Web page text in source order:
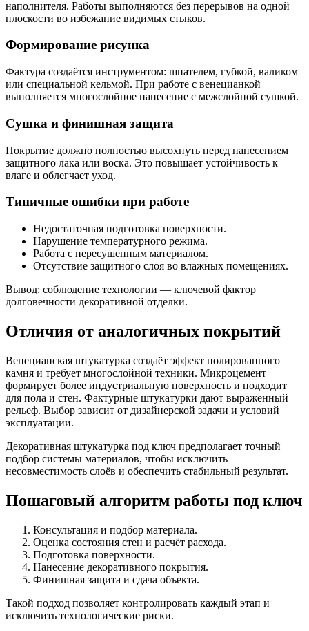
наполнителя. Работы выполняются без перерывов на одной
плоскости во избежание видимых стыков.
Формирование рисунка
Фактура создаётся инструментом: шпателем, губкой, валиком
или специальной кельмой. При работе с венецианкой
выполняется многослойное нанесение с межслойной сушкой.
Сушка и финишная защита
Покрытие должно полностью высохнуть перед нанесением
защитного лака или воска. Это повышает устойчивость к
влаге и облегчает уход.
Типичные ошибки при работе
Недостаточная подготовка поверхности.
Нарушение температурного режима.
Работа с пересушенным материалом.
Отсутствие защитного слоя во влажных помещениях.
Вывод: соблюдение технологии — ключевой фактор
долговечности декоративной отделки.
Отличия от аналогичных покрытий
Венецианская штукатурка создаёт эффект полированного
камня и требует многослойной техники. Микроцемент
формирует более индустриальную поверхность и подходит
для пола и стен. Фактурные штукатурки дают выраженный
рельеф. Выбор зависит от дизайнерской задачи и условий
эксплуатации.
Декоративная штукатурка под ключ предполагает точный
подбор системы материалов, чтобы исключить
несовместимость слоёв и обеспечить стабильный результат.
Пошаговый алгоритм работы под ключ
Консультация и подбор материала.
Оценка состояния стен и расчёт расхода.
Подготовка поверхности.
Нанесение декоративного покрытия.
Финишная защита и сдача объекта.
Такой подход позволяет контролировать каждый этап и
исключить технологические риски.